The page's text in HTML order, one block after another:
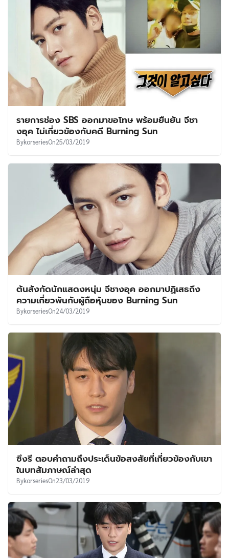
รายการช่อง SBS ออกมาขอโทษ พร้อมยืนยัน จีชา
งอุค ไม่เกี่ยวข้องกับคดี Burning Sun
BykorseriesOn25/03/2019
ต้นสังกัดนักแสดงหนุ่ม จีชางอุค ออกมาปฏิเสธถึง
ความเกี่ยวพันกับผู้ถือหุ้นของ Burning Sun
BykorseriesOn24/03/2019
ซึงรี ตอบคำถามถึงประเด็นข้อสงสัยที่เกี่ยวข้องกับเขา
ในบทสัมภาษณ์ล่าสุด
BykorseriesOn23/03/2019